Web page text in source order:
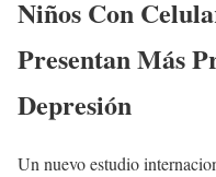
Niños Con
Presentan Más
Depresión
Un nuevo estudio